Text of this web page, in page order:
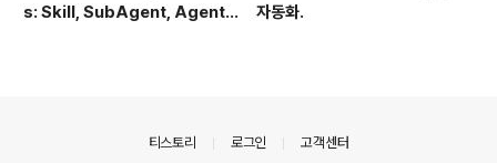
s: Skill, SubAgent, Agent T
자동화.
티스토리 로그인 고객센터